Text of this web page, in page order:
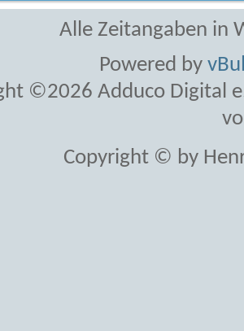
Alle Zeitangaben in
Powered by
©2026 Adduco Digital
Copyright © by